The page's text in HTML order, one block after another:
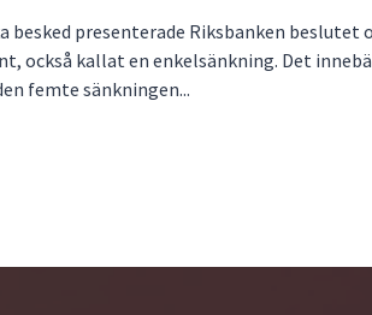
besked presenterade Riksbanken beslutet
också kallat en enkelsänkning. Det
femte sänkningen...